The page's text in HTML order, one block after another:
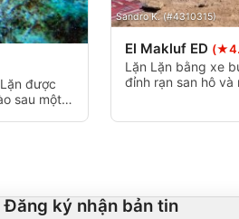
được
sau một
Sandro K. (#4310315)
El Makluf ED
Lặn Lặn bằng xe
đỉnh rạn san hô và
Đăng ký nhận bản tin